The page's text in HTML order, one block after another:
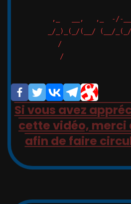
,_   __,   ,_  -/-
_/_)_(_/(__/ (__/
/
/
Si vous avez
cette vidéo,
afin de faire